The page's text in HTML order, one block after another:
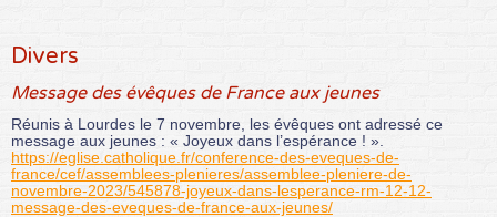
Divers
Message des évêques de France aux jeunes
Réunis à Lourdes le 7 novembre, les évêques ont adressé ce
message aux jeunes : « Joyeux dans l’espérance ! ».
https://eglise.catholique.fr/conference-des-eveques-de-
france/cef/assemblees-plenieres/assemblee-pleniere-de-
novembre-2023/545878-joyeux-dans-lesperance-rm-12-12-
message-des-eveques-de-france-aux-jeunes/